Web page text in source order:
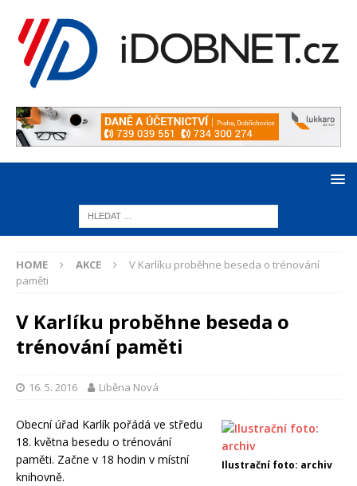
HOME AKCE
V Karlíku proběhne beseda o trénování
paměti
V Karlíku proběhne beseda o
trénování paměti
16. 5. 2016 Liběna Nová
Ilustrační foto: archiv
Obecní úřad Karlík pořádá ve středu
18. května besedu o trénování
paměti. Začne v 18 hodin v místní
knihovně.